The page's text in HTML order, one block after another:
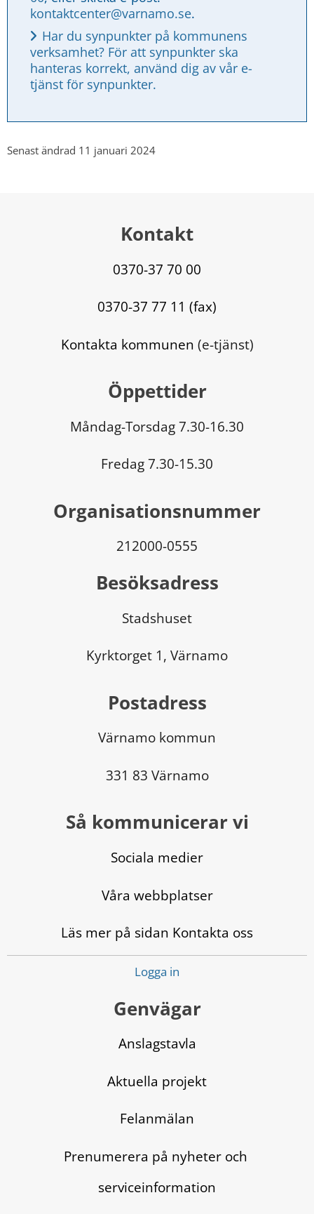
kontaktcenter@varnamo.se.
Har du synpunkter på kommunens
verksamhet? För att synpunkter ska
hanteras korrekt, använd dig av vår e-
tjänst för synpunkter.
Senast ändrad 11 januari 2024
Kontakt
0370-37 70 00
0370-37 77 11 (fax)
Kontakta kommunen (e-tjänst)
Öppettider
Måndag-Torsdag 7.30-16.30
Fredag 7.30-15.30
Organisationsnummer
212000-0555
Besöksadress
Stadshuset
Kyrktorget 1, Värnamo
Postadress
Värnamo kommun
331 83 Värnamo
Så kommunicerar vi
Sociala medier
Våra webbplatser
Läs mer på sidan Kontakta oss
Logga in
Genvägar
Anslagstavla
Aktuella projekt
Felanmälan
Prenumerera på nyheter och
serviceinformation